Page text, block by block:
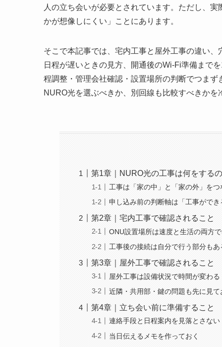
人の立ち会いが必要とされています。ただし、
かが想像しにくい」ことにあります。
そこで本記事では、宅内工事と屋外工事の違い
日程が遅いときの見方、開通後のWi-Fi準備まで
程調整・管理会社確認・設置場所の判断でつま
NURO光を選ぶべきか、別回線も比較すべきかを
第1章｜NURO光の工事は何をする
工事は「家の中」と「家の外」を
申し込み前の判断軸は「工事がで
第2章｜宅内工事で確認されること
ONU設置場所は速度と生活の両方
工事後の接続は自分で行う部分もあ
第3章｜屋外工事で確認されること
屋外工事は設備状況で時間が変わる
近隣・共用部・鍵の問題も先に見て
第4章｜立ち会い前に準備すること
連絡手段と日程案内を見落とさない
当日伝えるメモを作っておく